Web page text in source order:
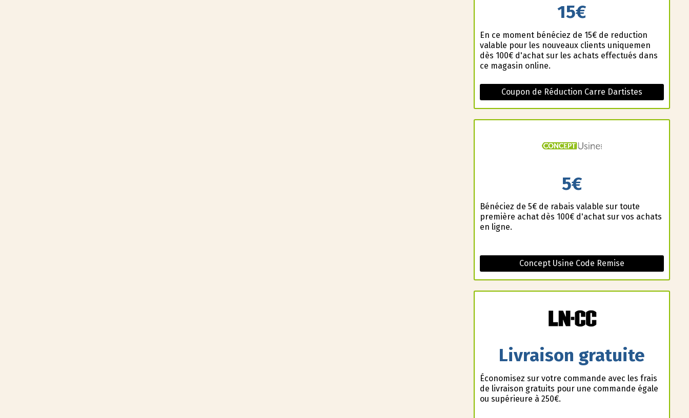
15€
En ce moment bénéficiez de 15€ de reduction
valable pour les nouveaux clients uniquemen
dès 100€ d'achat sur les achats effectués dans
ce magasin online.
Coupon de Réduction Carre Dartistes
5€
Bénéficiez de 5€ de rabais valable sur toute
première achat dès 100€ d'achat sur vos achats
en ligne.
Concept Usine Code Remise
Livraison gratuite
Économisez sur votre commande avec les frais
de livraison gratuits pour une commande égale
ou supérieure à 250€.